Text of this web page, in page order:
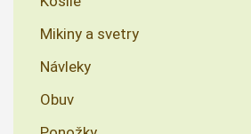
Mikiny a svetry
Návleky
Obuv